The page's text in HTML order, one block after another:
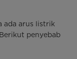
ada arus listrik
penyebab